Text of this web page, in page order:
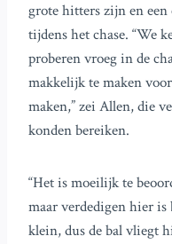
grote hitters zijn en
tijdens het chase. “We
proberen vroeg in de
makkelijk te maken
maken,” zei Allen, die
konden bereiken.
“Het is moeilijk te
maar verdedigen hier
klein, dus de bal vliegt